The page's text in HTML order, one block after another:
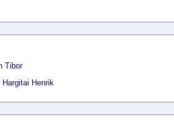
Tibor
Hargitai Henrik